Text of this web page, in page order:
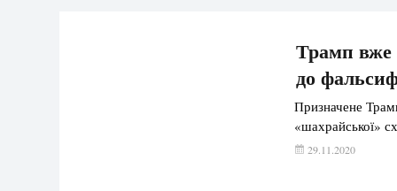
Трамп вже
до
Призначене
«шахрайської»
29.11.2020